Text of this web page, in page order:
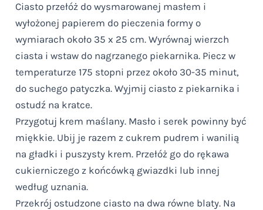
Ciasto przełóż do wysmarowanej masłem i
wyłożonej papierem do pieczenia formy o
wymiarach około 35 x 25 cm. Wyrównaj wierzch
ciasta i wstaw do nagrzanego piekarnika. Piecz w
temperaturze 175 stopni przez około 30-35 minut,
do suchego patyczka. Wyjmij ciasto z piekarnika i
ostudź na kratce.
Przygotuj krem maślany. Masło i serek powinny być
miękkie. Ubij je razem z cukrem pudrem i wanilią
na gładki i puszysty krem. Przełóż go do rękawa
cukierniczego z końcówką gwiazdki lub innej
według uznania.
Przekrój ostudzone ciasto na dwa równe blaty. Na